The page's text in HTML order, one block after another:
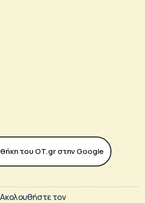
του ΟΤ.gr στην Google
Ακολουθήστε τον